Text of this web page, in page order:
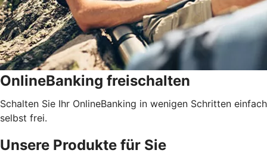
OnlineBanking freischalten
Schalten Sie Ihr OnlineBanking in wenigen Schritten einfach
selbst frei.
Unsere Produkte für Sie